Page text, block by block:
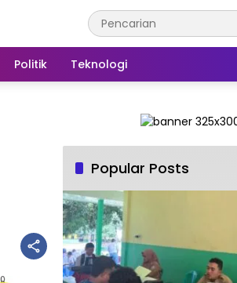
Politik Teknologi
Popular Posts